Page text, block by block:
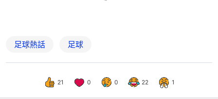
足球熱話 足球
21 0 0 22 1